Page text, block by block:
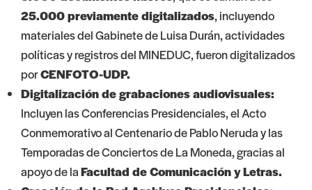
25.000 previamente digitalizados, incluyendo
materiales del Gabinete de Luisa Durán, actividades
políticas y registros del MINEDUC, fueron digitalizados
porCENFOTO-UDP.
Digitalización de grabaciones audiovisuales:
Incluyen las Conferencias Presidenciales, el Acto
Conmemorativo al Centenario de Pablo Neruda y las
Temporadas de Conciertos de La Moneda, gracias al
apoyo de laFacultad de Comunicación y Letras.